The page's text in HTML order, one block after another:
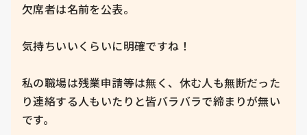
欠席者は名前を公表。
気持ちいいくらいに明確ですね！
私の職場は残業申請等は無く、休む人も無断だった
り連絡する人もいたりと皆バラバラで締まりが無い
です。